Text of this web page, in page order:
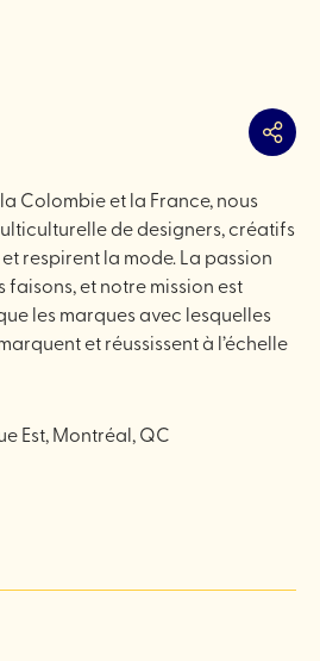
Colombie et la France, nous
de designers, créatifs
respirent la mode. La passion
et notre mission est
les marques avec lesquelles
et réussissent à l’échelle
Est, Montréal, QC